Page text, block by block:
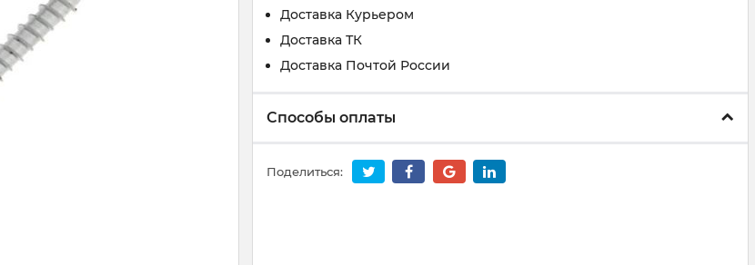
Доставка Курьером
Доставка ТК
Доставка Почтой России
Способы оплаты
Поделиться: